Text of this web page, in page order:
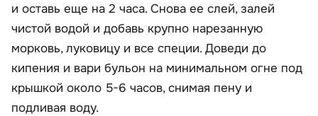
и оставь еще на 2 часа. Снова ее слей, залей
чистой водой и добавь крупно нарезанную
морковь, луковицу и все специи. Доведи до
кипения и вари бульон на минимальном огне под
крышкой около 5-6 часов, снимая пену и
подливая воду.